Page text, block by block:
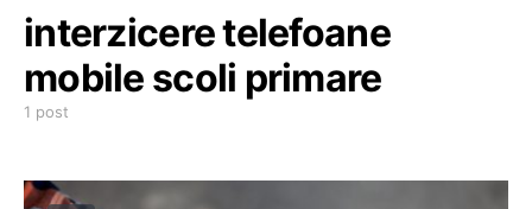
interzicere telefoane
mobile scoli primare
1 post